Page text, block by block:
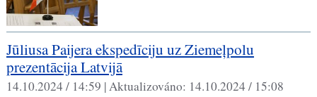
Jūliusa Paijera ekspedīciju uz Ziemeļpolu
prezentācija Latvijā
14.10.2024 / 14:59 |Aktualizováno: 14.10.2024 / 15:08